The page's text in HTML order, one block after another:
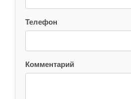
Телефон
Комментарий